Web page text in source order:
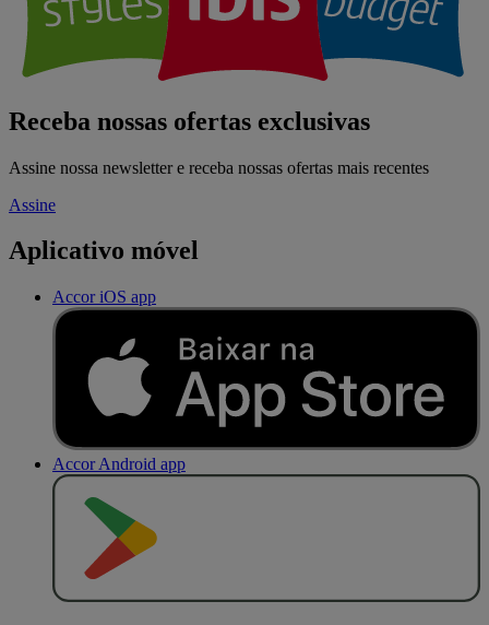
Receba nossas ofertas exclusivas
Assine nossa newsletter e receba nossas ofertas mais recentes
Assine
Aplicativo móvel
Accor iOS app
Accor Android app